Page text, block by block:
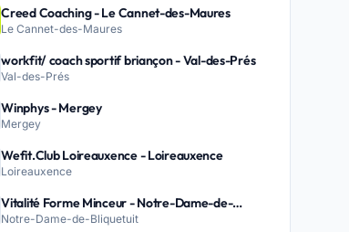
Creed Coaching - Le Cannet-des-Maures
Le Cannet-des-Maures
workfit/ coach sportif briançon - Val-des-Prés
Val-des-Prés
Winphys - Mergey
Mergey
Wefit.Club Loireauxence - Loireauxence
Loireauxence
Vitalité Forme Minceur - Notre-Dame-de-
Bliquetuit
Notre-Dame-de-Bliquetuit